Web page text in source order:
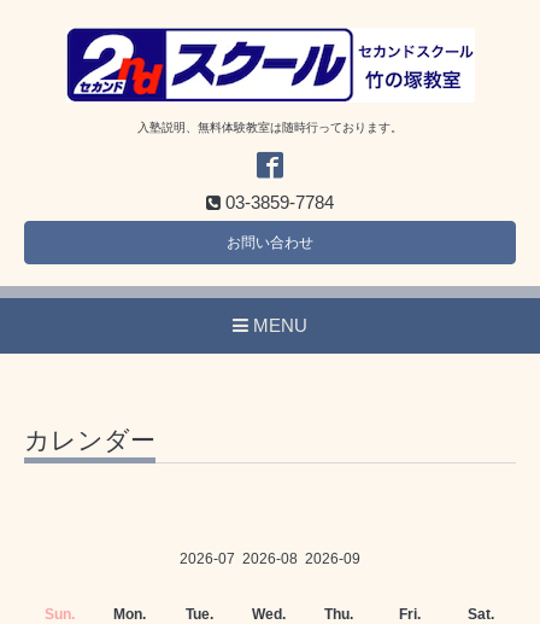
入塾説明、無料体験教室は随時行っております。
03-3859-7784
お問い合わせ
MENU
カレンダー
2026-07 2026-08 2026-09
Sun. Mon. Tue. Wed. Thu. Fri. Sat.